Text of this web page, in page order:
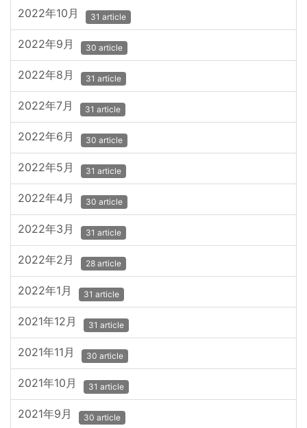
2022年10月 31 article
2022年9月 30 article
2022年8月 31 article
2022年7月 31 article
2022年6月 30 article
2022年5月 31 article
2022年4月 30 article
2022年3月 31 article
2022年2月 28 article
2022年1月 31 article
2021年12月 31 article
2021年11月 30 article
2021年10月 31 article
2021年9月 30 article